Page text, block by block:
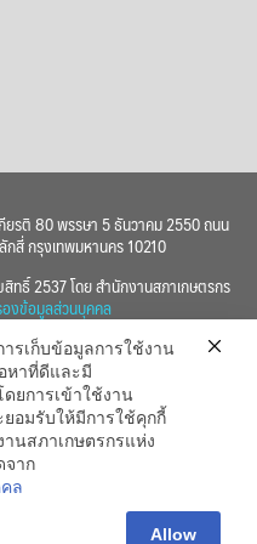
ยรติ 80 พรรษา 5 ธันวาคม 2550 ถนน
สี่ กรุงเทพมหานคร 10210
2537 โดย สำนักงานสภาเกษตรกร
งข้อมูลส่วนบุคคล
รเก็บข้อมูลการใช้งาน
หาที่ดีและมี
ยการเข้าใช้งาน
อมรับให้มีการใช้คุกกี้
นสภาเกษตรกรแห่ง
จาก
ล
Allow